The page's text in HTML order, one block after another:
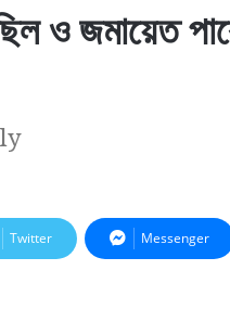
ও জমায়েত
Twitter Messenger